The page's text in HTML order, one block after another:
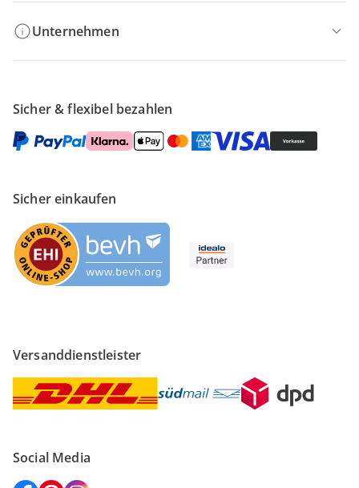
Unternehmen
Sicher & flexibel bezahlen
Sicher einkaufen
Versanddienstleister
Social Media